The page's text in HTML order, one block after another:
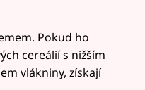
Pokud ho
cereálií s nižším
vlákniny, získají